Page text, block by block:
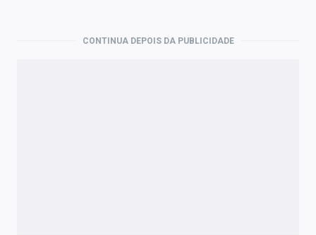
CONTINUA DEPOIS DA PUBLICIDADE